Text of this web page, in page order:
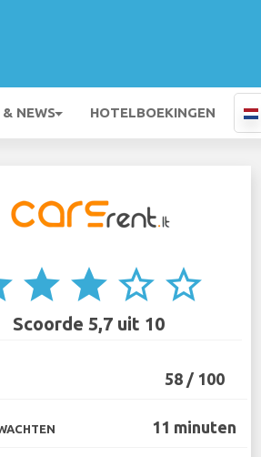
NEWS HOTELBOEKINGEN
star star star_border star_border
Scoorde 5,7 uit 10
58 / 100
11 minuten